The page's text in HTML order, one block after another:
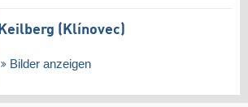
Keilberg (Klínovec)
Bilder anzeigen